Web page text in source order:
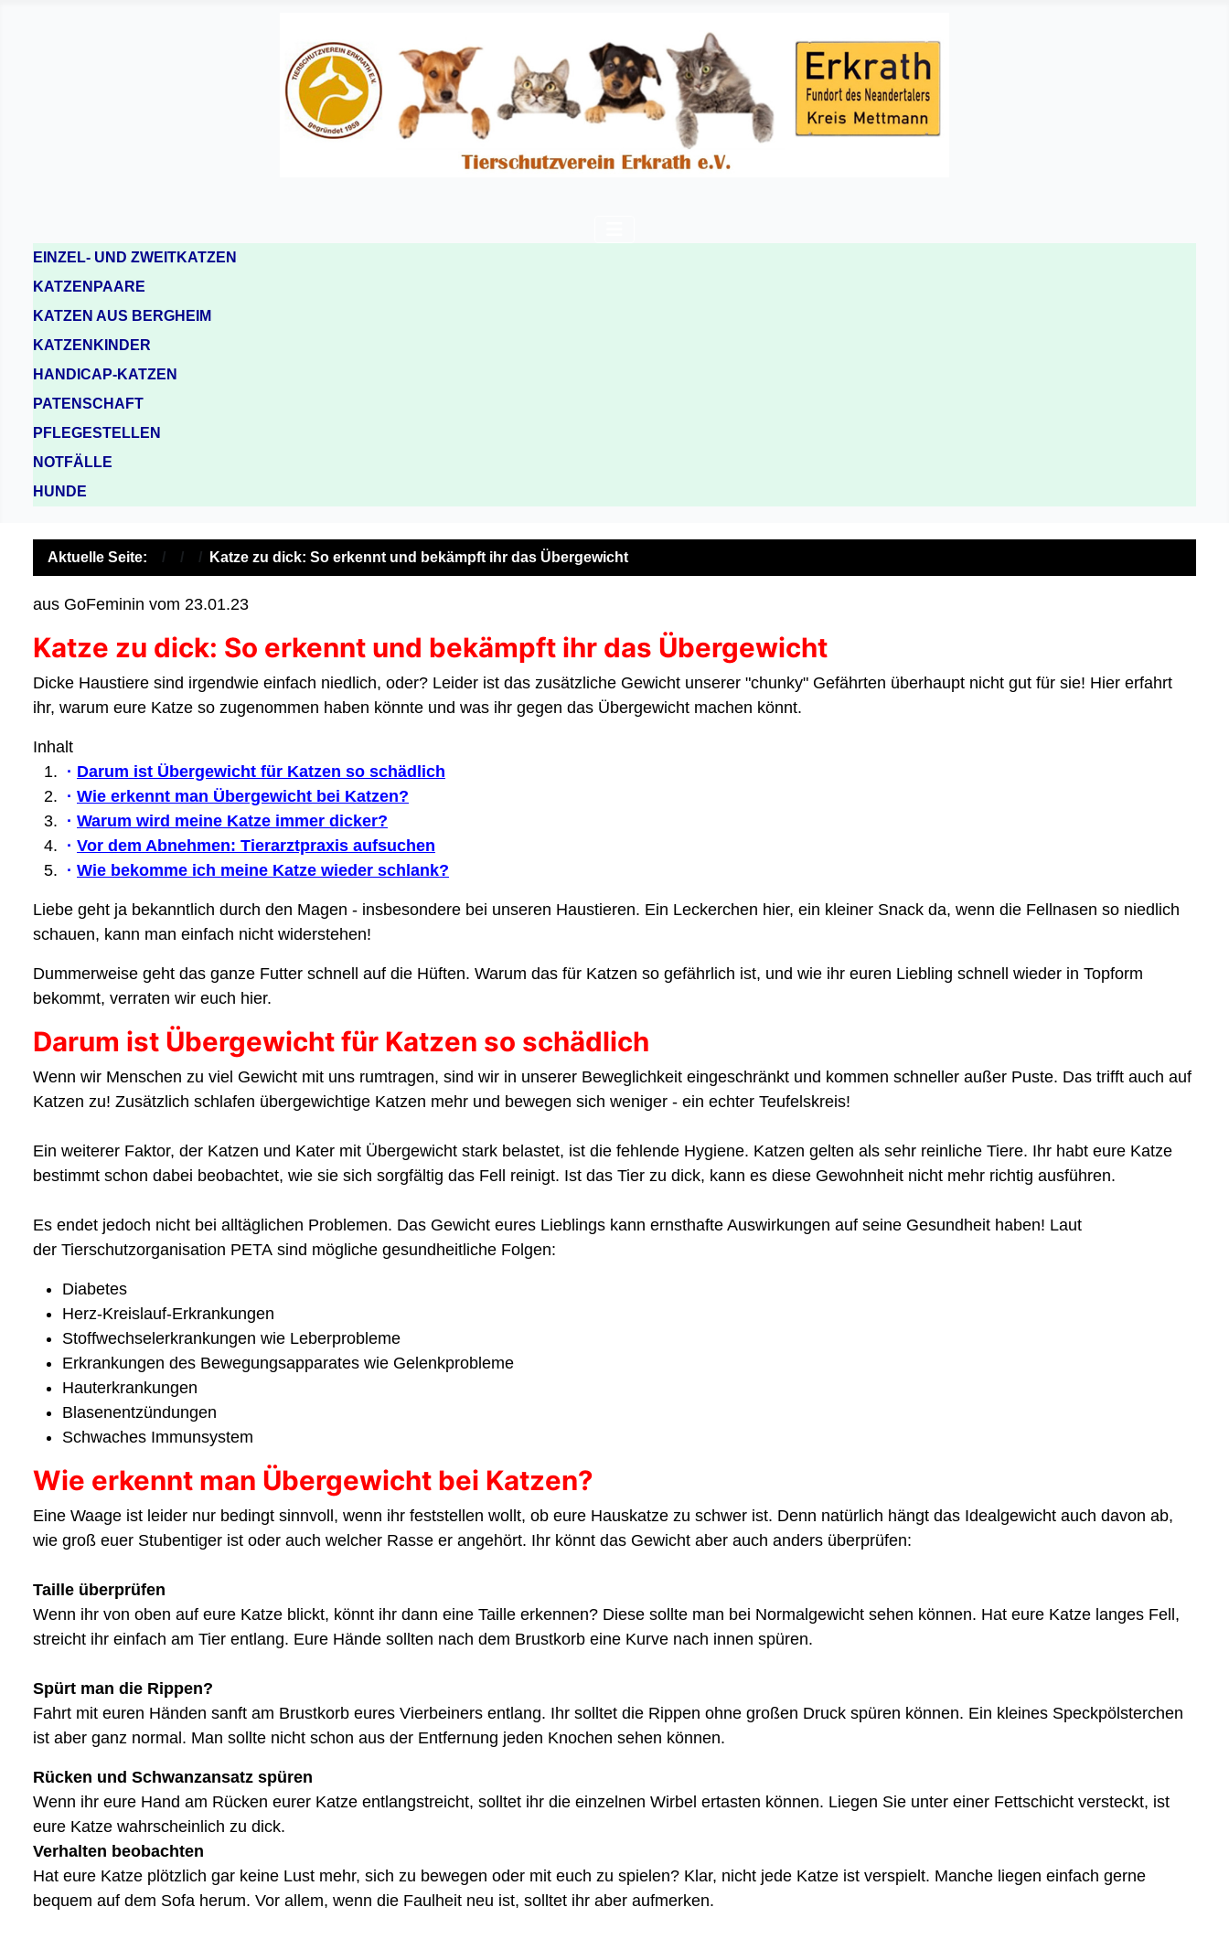
EINZEL- UND ZWEITKATZEN
KATZENPAARE
KATZEN AUS BERGHEIM
KATZENKINDER
HANDICAP-KATZEN
PATENSCHAFT
PFLEGESTELLEN
NOTFÄLLE
HUNDE
Aktuelle Seite: Katze zu dick: So erkennt und bekämpft ihr das Übergewicht
aus GoFeminin vom 23.01.23
Katze zu dick: So erkennt und bekämpft ihr das Übergewicht
Dicke Haustiere sind irgendwie einfach niedlich, oder? Leider ist das zusätzliche Gewicht unserer "chunky" Gefährten überhaupt nicht gut für sie! Hier erfahrt
ihr, warum eure Katze so zugenommen haben könnte und was ihr gegen das Übergewicht machen könnt.
Inhalt
· Darum ist Übergewicht für Katzen so schädlich
· Wie erkennt man Übergewicht bei Katzen?
· Warum wird meine Katze immer dicker?
· Vor dem Abnehmen: Tierarztpraxis aufsuchen
· Wie bekomme ich meine Katze wieder schlank?
Liebe geht ja bekanntlich durch den Magen - insbesondere bei unseren Haustieren. Ein Leckerchen hier, ein kleiner Snack da, wenn die Fellnasen so niedlich
schauen, kann man einfach nicht widerstehen!
Dummerweise geht das ganze Futter schnell auf die Hüften. Warum das für Katzen so gefährlich ist, und wie ihr euren Liebling schnell wieder in Topform
bekommt, verraten wir euch hier.
Darum ist Übergewicht für Katzen so schädlich
Wenn wir Menschen zu viel Gewicht mit uns rumtragen, sind wir in unserer Beweglichkeit eingeschränkt und kommen schneller außer Puste. Das trifft auch auf
Katzen zu! Zusätzlich schlafen übergewichtige Katzen mehr und bewegen sich weniger - ein echter Teufelskreis!
Ein weiterer Faktor, der Katzen und Kater mit Übergewicht stark belastet, ist die fehlende Hygiene. Katzen gelten als sehr reinliche Tiere. Ihr habt eure Katze
bestimmt schon dabei beobachtet, wie sie sich sorgfältig das Fell reinigt. Ist das Tier zu dick, kann es diese Gewohnheit nicht mehr richtig ausführen.
Es endet jedoch nicht bei alltäglichen Problemen. Das Gewicht eures Lieblings kann ernsthafte Auswirkungen auf seine Gesundheit haben! Laut
der Tierschutzorganisation PETA sind mögliche gesundheitliche Folgen:
Diabetes
Herz-Kreislauf-Erkrankungen
Stoffwechselerkrankungen wie Leberprobleme
Erkrankungen des Bewegungsapparates wie Gelenkprobleme
Hauterkrankungen
Blasenentzündungen
Schwaches Immunsystem
Wie erkennt man Übergewicht bei Katzen?
Eine Waage ist leider nur bedingt sinnvoll, wenn ihr feststellen wollt, ob eure Hauskatze zu schwer ist. Denn natürlich hängt das Idealgewicht auch davon ab,
wie groß euer Stubentiger ist oder auch welcher Rasse er angehört. Ihr könnt das Gewicht aber auch anders überprüfen:
Taille überprüfen
Wenn ihr von oben auf eure Katze blickt, könnt ihr dann eine Taille erkennen? Diese sollte man bei Normalgewicht sehen können. Hat eure Katze langes Fell,
streicht ihr einfach am Tier entlang. Eure Hände sollten nach dem Brustkorb eine Kurve nach innen spüren.
Spürt man die Rippen?
Fahrt mit euren Händen sanft am Brustkorb eures Vierbeiners entlang. Ihr solltet die Rippen ohne großen Druck spüren können. Ein kleines Speckpölsterchen
ist aber ganz normal. Man sollte nicht schon aus der Entfernung jeden Knochen sehen können.
Rücken und Schwanzansatz spüren
Wenn ihr eure Hand am Rücken eurer Katze entlangstreicht, solltet ihr die einzelnen Wirbel ertasten können. Liegen Sie unter einer Fettschicht versteckt, ist
eure Katze wahrscheinlich zu dick.
Verhalten beobachten
Hat eure Katze plötzlich gar keine Lust mehr, sich zu bewegen oder mit euch zu spielen? Klar, nicht jede Katze ist verspielt. Manche liegen einfach gerne
bequem auf dem Sofa herum. Vor allem, wenn die Faulheit neu ist, solltet ihr aber aufmerken.